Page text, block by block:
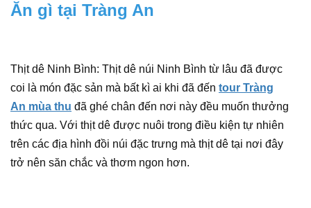
Ăn gì tại Tràng An
Thịt dê Ninh Bình: Thịt dê núi Ninh Bình từ lâu đã được
coi là món đặc sản mà bất kì ai khi đã đến tour Tràng
An mùa thu đã ghé chân đến nơi này đều muốn thưởng
thức qua. Với thịt dê được nuôi trong điều kiện tự nhiên
trên các địa hình đồi núi đặc trưng mà thịt dê tại nơi đây
trở nên săn chắc và thơm ngon hơn.